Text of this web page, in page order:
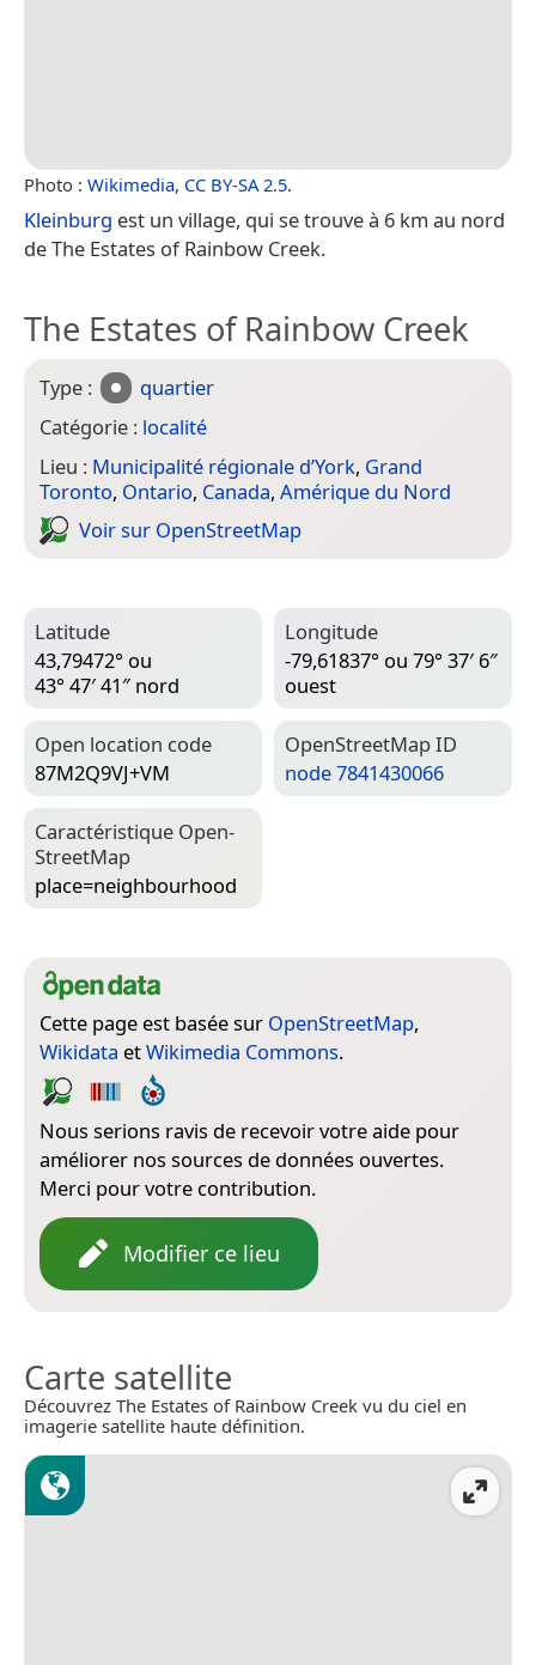
Photo : Wikimedia, CC BY-SA 2.5.
Kleinburg est un village, qui se trouve à 6 km au nord
de The Estates of Rainbow Creek.
The Estates of Rainbow Creek
Type :
quartier
Catégorie : localité
Lieu : Municipalité régionale d’York, Grand
Toronto, Ontario, Canada, Amérique du Nord
Voir sur Open­Street­Map
Latitude
43,79472° ou
43° 47′ 41″ nord
Longitude
-79,61837° ou 79° 37′ 6″
ouest
Open location code
87M2Q9VJ+VM
Open­Street­Map ID
node 7841430066
Caractéristique Open­
Street­Map
place=­neighbourhood
Cette page est basée sur OpenStreetMap,
Wikidata etWikimedia Commons.
Nous serions ravis de recevoir votre aide pour
améliorer nos sources de données ouvertes.
Merci pour votre contribution.
Modifier ce lieu
Carte satellite
Découvrez The Estates of Rainbow Creek vu du ciel en
imagerie satellite haute définition.